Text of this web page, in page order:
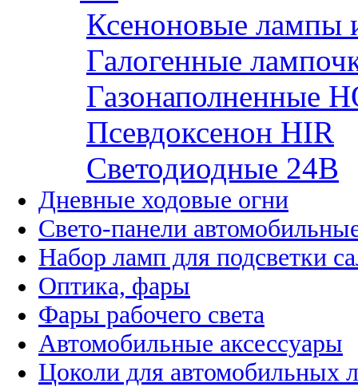
Ксеноновые лампы
Галогенные
Газонаполненные
Псевдоксенон HIR
Cветодиодные 24B
Дневные ходовые огни
Свето-панели
Набор ламп для подсветки
Оптика, фары
Фары рабочего света
Автомобильные аксессуары
Цоколи для автомобильных